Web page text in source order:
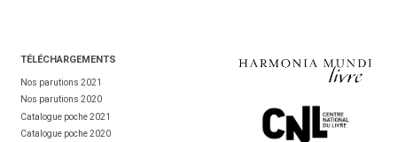
TÉLÉCHARGEMENTS
Nos parutions 2021
Nos parutions 2020
Catalogue poche 2021
Catalogue poche 2020